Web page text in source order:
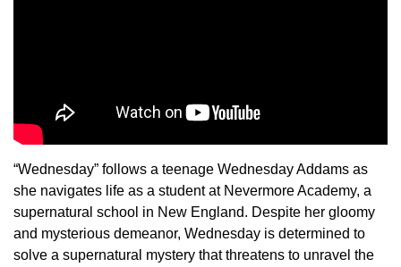
“Wednesday” follows a teenage Wednesday Addams as
she navigates life as a student at Nevermore Academy, a
supernatural school in New England. Despite her gloomy
and mysterious demeanor, Wednesday is determined to
solve a supernatural mystery that threatens to unravel the